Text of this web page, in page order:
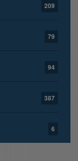
209
79
94
387
6